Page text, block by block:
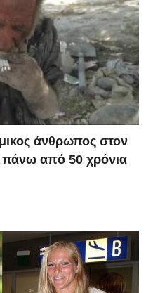
άνθρωπος στον
πάνω από 50 χρόνια